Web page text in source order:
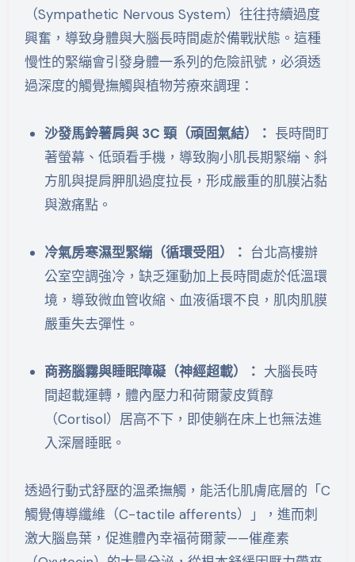
（Sympathetic Nervous System）往往持續過度
興奮，導致身體與大腦長時間處於備戰狀態。這種
慢性的緊繃會引發身體一系列的危險訊號，必須透
過深度的觸覺撫觸與植物芳療來調理：
沙發馬鈴薯肩與 3C 頸（頑固氣結）： 長時間盯
著螢幕、低頭看手機，導致胸小肌長期緊繃、斜
方肌與提肩胛肌過度拉長，形成嚴重的肌膜沾黏
與激痛點。
冷氣房寒濕型緊繃（循環受阻）： 台北高樓辦
公室空調強冷，缺乏運動加上長時間處於低溫環
境，導致微血管收縮、血液循環不良，肌肉肌膜
嚴重失去彈性。
商務腦霧與睡眠障礙（神經超載）： 大腦長時
間超載運轉，體內壓力和荷爾蒙皮質醇
（Cortisol）居高不下，即使躺在床上也無法進
入深層睡眠。
透過行動式舒壓的溫柔撫觸，能活化肌膚底層的「C
觸覺傳導纖維（C-tactile afferents）」，進而刺
激大腦島葉，促進體內幸福荷爾蒙——催產素